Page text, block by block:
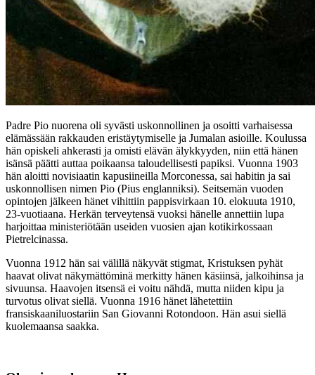
Padre Pio nuorena oli syvästi uskonnollinen ja osoitti varhaisessa
elämässään rakkauden eristäytymiselle ja Jumalan asioille. Koulussa
hän opiskeli ahkerasti ja omisti elävän älykkyyden, niin että hänen
isänsä päätti auttaa poikaansa taloudellisesti papiksi. Vuonna 1903
hän aloitti novisiaatin kapusiineilla Morconessa, sai habitin ja sai
uskonnollisen nimen Pio (Pius englanniksi). Seitsemän vuoden
opintojen jälkeen hänet vihittiin pappisvirkaan 10. elokuuta 1910,
23-vuotiaana. Herkän terveytensä vuoksi hänelle annettiin lupa
harjoittaa ministeriötään useiden vuosien ajan kotikirkossaan
Pietrelcinassa.
Vuonna 1912 hän sai välillä näkyvät stigmat, Kristuksen pyhät
haavat olivat näkymättöminä merkitty hänen käsiinsä, jalkoihinsa ja
sivuunsa. Haavojen itsensä ei voitu nähdä, mutta niiden kipu ja
turvotus olivat siellä. Vuonna 1916 hänet lähetettiin
fransiskaaniluostariin San Giovanni Rotondoon. Hän asui siellä
kuolemaansa saakka.